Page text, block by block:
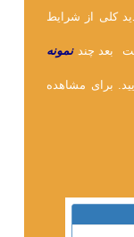
کلی از شرایط
بعد چندنمونه
برای مشاهده